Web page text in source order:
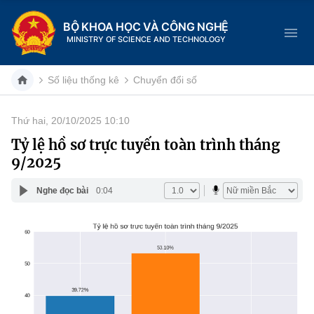
BỘ KHOA HỌC VÀ CÔNG NGHỆ
MINISTRY OF SCIENCE AND TECHNOLOGY
Danh mục
Trang chủ
Giới thiệu
Chức năng nhiệm vụ
Cơ cấu tổ chức
Lịch sử phát triển
Tin tức sự kiện
Khoa học và Công nghệ
Đổi mới sáng tạo
Dịch vụ công
Hệ thống văn bản
Số liệu thống kê Chuyển đổi số
Thứ hai, 20/10/2025 10:10
Tỷ lệ hồ sơ trực tuyến toàn trình tháng
9/2025
Nghe đọc bài 0:04